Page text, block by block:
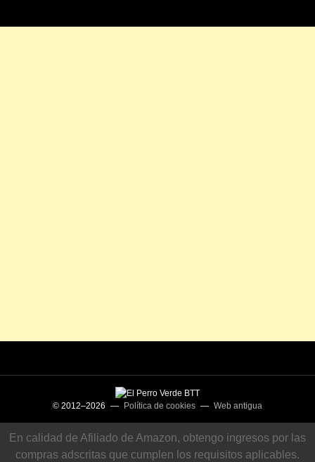
© 2012–2026 — Política de cookies — Web antigua
En calidad de Afiliado de Amazon, obtengo ingresos por las
compras adscritas que cumplen los requisitos aplicables.